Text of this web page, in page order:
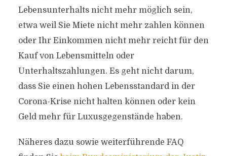
Lebensunterhalts nicht mehr möglich sein,
etwa weil Sie Miete nicht mehr zahlen können
oder Ihr Einkommen nicht mehr reicht für den
Kauf von Lebensmitteln oder
Unterhaltszahlungen. Es geht nicht darum,
dass Sie einen hohen Lebensstandard in der
Corona-Krise nicht halten können oder kein
Geld mehr für Luxusgegenstände haben.
Näheres dazu sowie weiterführende FAQ